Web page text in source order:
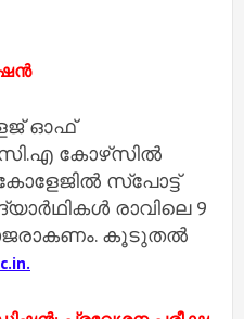
ഓഫ്
കോഴ്‌സിൽ
കോളേജിൽ സ്‌പോട്ട്
രാവിലെ 9
കൂടുതൽ